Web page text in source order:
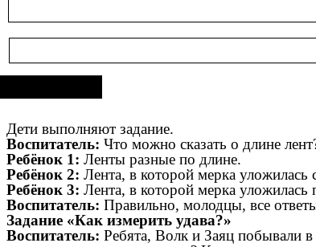
Дети выполняют задание.
Воспитатель: Что можно сказать о длине
Ребёнок 1: Ленты разные по длине.
Ребёнок 2: Лента, в которой мерка
Ребёнок 3: Лента, в которой мерка
Воспитатель: Правильно, молодцы, все
Задание «Как измерить удава?»
Воспитатель: Ребята, Волк и Заяц побывали